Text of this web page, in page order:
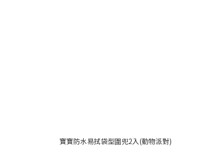
寶寶防水易拭袋型圍兜2入(動物派對)